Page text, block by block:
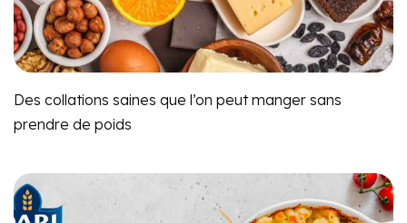
Des collations saines que l’on peut manger sans
prendre de poids